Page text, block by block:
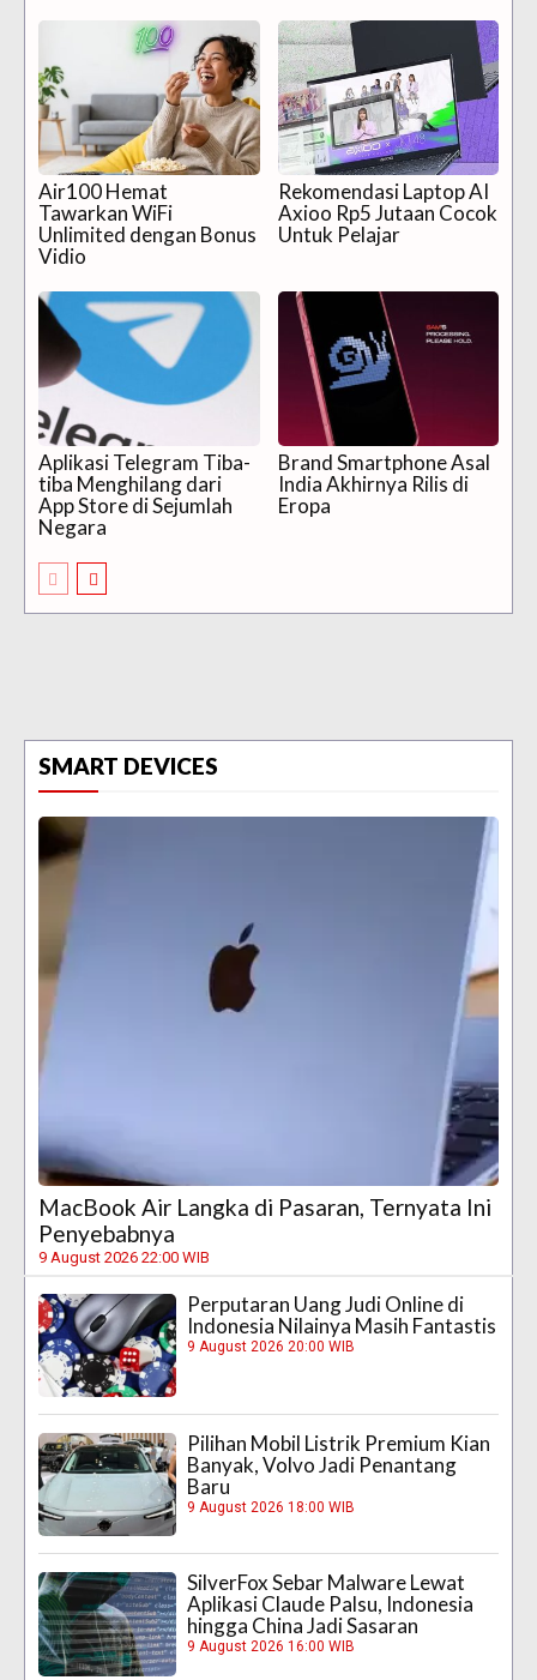
Air100 Hemat
Tawarkan WiFi
Unlimited dengan Bonus
Vidio
Rekomendasi Laptop AI
Axioo Rp5 Jutaan Cocok
Untuk Pelajar
Aplikasi Telegram Tiba-
tiba Menghilang dari
App Store di Sejumlah
Negara
Brand Smartphone Asal
India Akhirnya Rilis di
Eropa
SMART DEVICES
MacBook Air Langka di Pasaran, Ternyata Ini
Penyebabnya
9 August 2026 22:00 WIB
Perputaran Uang Judi Online di
Indonesia Nilainya Masih Fantastis
9 August 2026 20:00 WIB
Pilihan Mobil Listrik Premium Kian
Banyak, Volvo Jadi Penantang
Baru
9 August 2026 18:00 WIB
SilverFox Sebar Malware Lewat
Aplikasi Claude Palsu, Indonesia
hingga China Jadi Sasaran
9 August 2026 16:00 WIB